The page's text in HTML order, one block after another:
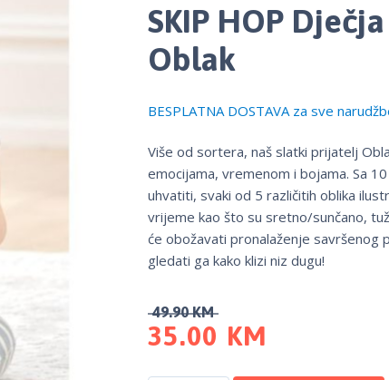
SKIP HOP
Oblak
BESPLATNA DOSTAVA za sve
Više od sortera, naš slatki prijatelj
emocijama, vremenom i bojama. Sa
uhvatiti, svaki od 5 različitih oblika
vrijeme kao što su sretno/sunčano,
će obožavati pronalaženje savršenog
gledati ga kako klizi niz dugu!
49.90KM
35.00 KM